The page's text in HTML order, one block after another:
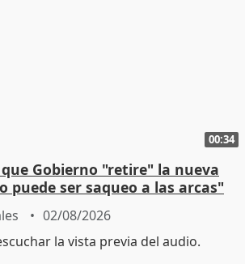
00:34
Gobierno "retire" la nueva
puede ser saqueo a las arcas"
02/08/2026